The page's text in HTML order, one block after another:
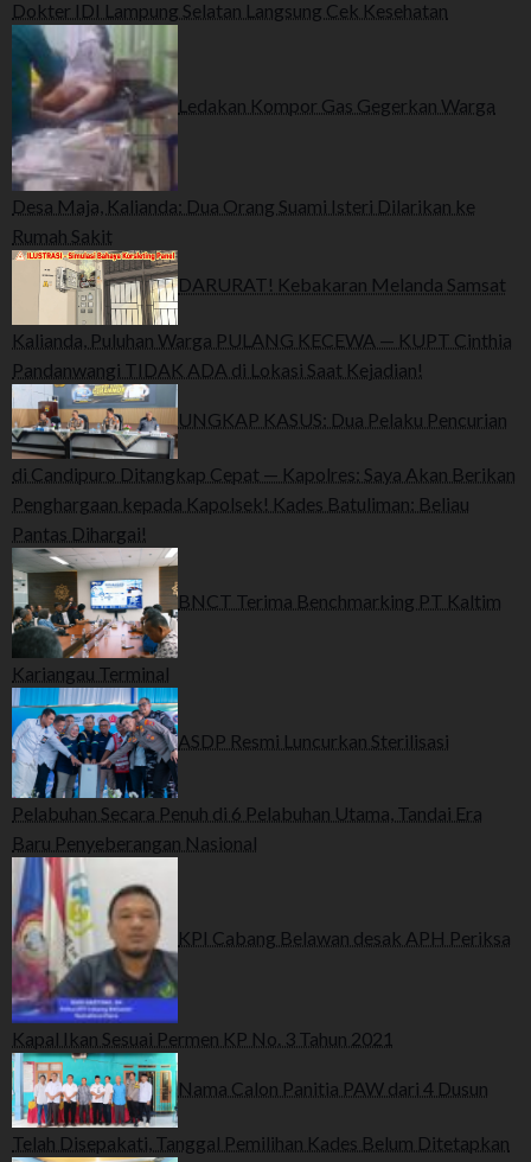
Dokter IDI Lampung Selatan Langsung Cek Kesehatan
Ledakan Kompor Gas Gegerkan Warga
Desa Maja, Kalianda: Dua Orang Suami Isteri Dilarikan ke
Rumah Sakit
DARURAT! Kebakaran Melanda Samsat
Kalianda, Puluhan Warga PULANG KECEWA — KUPT Cinthia
Pandanwangi TIDAK ADA di Lokasi Saat Kejadian!
UNGKAP KASUS: Dua Pelaku Pencurian
di Candipuro Ditangkap Cepat — Kapolres: Saya Akan Berikan
Penghargaan kepada Kapolsek! Kades Batuliman: Beliau
Pantas Dihargai!
BNCT Terima Benchmarking PT Kaltim
Kariangau Terminal
ASDP Resmi Luncurkan Sterilisasi
Pelabuhan Secara Penuh di 6 Pelabuhan Utama, Tandai Era
Baru Penyeberangan Nasional
KPI Cabang Belawan desak APH Periksa
Kapal Ikan Sesuai Permen KP No. 3 Tahun 2021
Nama Calon Panitia PAW dari 4 Dusun
Telah Disepakati, Tanggal Pemilihan Kades Belum Ditetapkan